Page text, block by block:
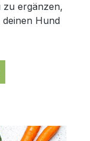
zu ergänzen,
Hund